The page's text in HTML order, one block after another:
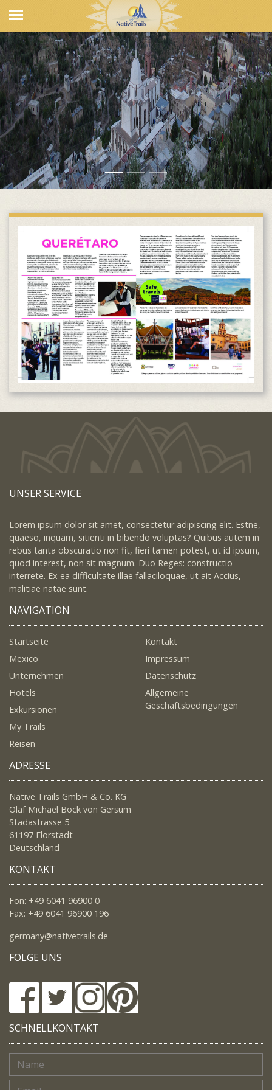
UNSER SERVICE
Lorem ipsum dolor sit amet, consectetur adipiscing elit. Estne,
quaeso, inquam, sitienti in bibendo voluptas? Quibus autem in
rebus tanta obscuratio non fit, fieri tamen potest, ut id ipsum,
quod interest, non sit magnum. Duo Reges: constructio
interrete. Ex ea difficultate illae fallaciloquae, ut ait Accius,
malitiae natae sunt.
NAVIGATION
Startseite
Mexico
Unternehmen
Hotels
Exkursionen
My Trails
Reisen
Kontakt
Impressum
Datenschutz
Allgemeine
Geschäftsbedingungen
ADRESSE
Native Trails GmbH & Co. KG
Olaf Michael Bock von Gersum
Stadastrasse 5
61197 Florstadt
Deutschland
KONTAKT
Fon: +49 6041 96900 0
Fax: +49 6041 96900 196
germany@nativetrails.de
FOLGE UNS
SCHNELLKONTAKT